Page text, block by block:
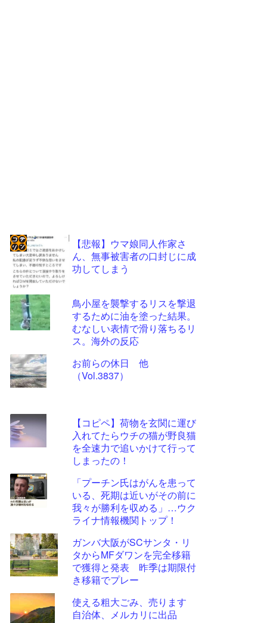
【悲報】ウマ娘同人作家さ
ん、無事被害者の口封じに成
功してしまう
鳥小屋を襲撃するリスを撃退
するために油を塗った結果。
むなしい表情で滑り落ちるリ
ス。海外の反応
お前らの休日 他
（Vol.3837）
【コピペ】荷物を玄関に運び
入れてたらウチの猫が野良猫
を全速力で追いかけて行って
しまったの！
「プーチン氏はがんを患って
いる、死期は近いがその前に
我々が勝利を収める」…ウク
ライナ情報機関トップ！
ガンバ大阪がSCサンタ・リ
タからMFダワンを完全移籍
で獲得と発表 昨季は期限付
き移籍でプレー
使える粗大ごみ、売ります
自治体、メルカリに出品
コテ
リン
- 固
定リ
ンク
更新
ツー